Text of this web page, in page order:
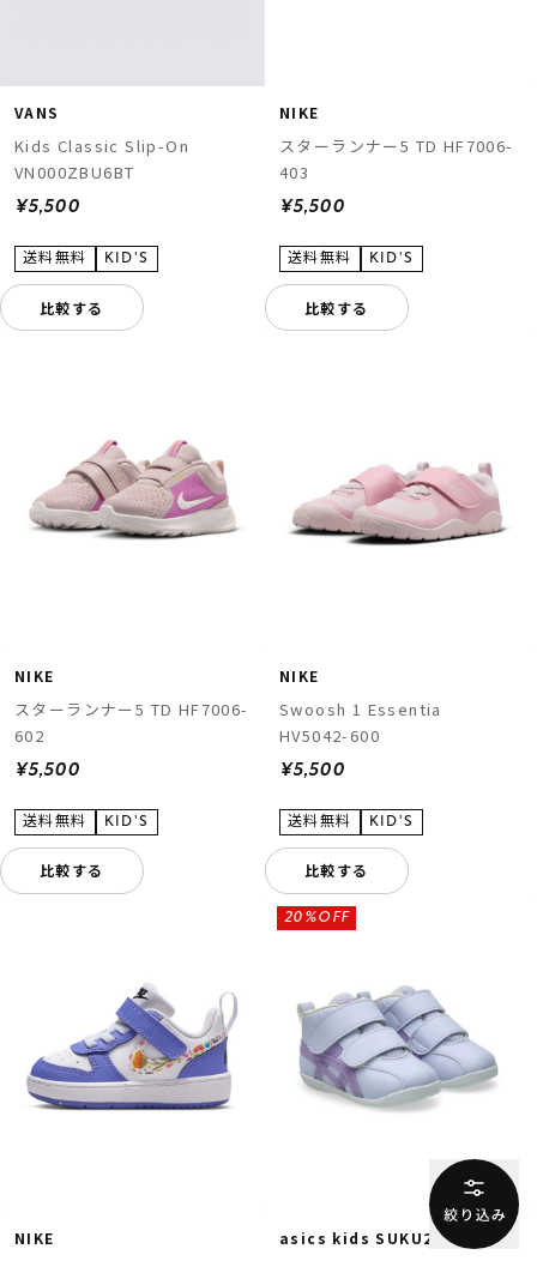
VANS
Kids Classic Slip-On
VN000ZBU6BT
¥5,500
比較する
NIKE
スターランナー5 TD HF7006-
403
¥5,500
比較する
NIKE
スターランナー5 TD HF7006-
602
¥5,500
比較する
NIKE
Swoosh 1 Essentia
HV5042-600
¥5,500
比較する
NIKE asics kids SUKU2
20%OFF